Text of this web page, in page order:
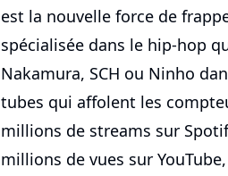
est la nouvelle force de
spécialisée dans le hip-hop
Nakamura, SCH ou Ninho
tubes qui affolent les
millions de streams sur
millions de vues sur